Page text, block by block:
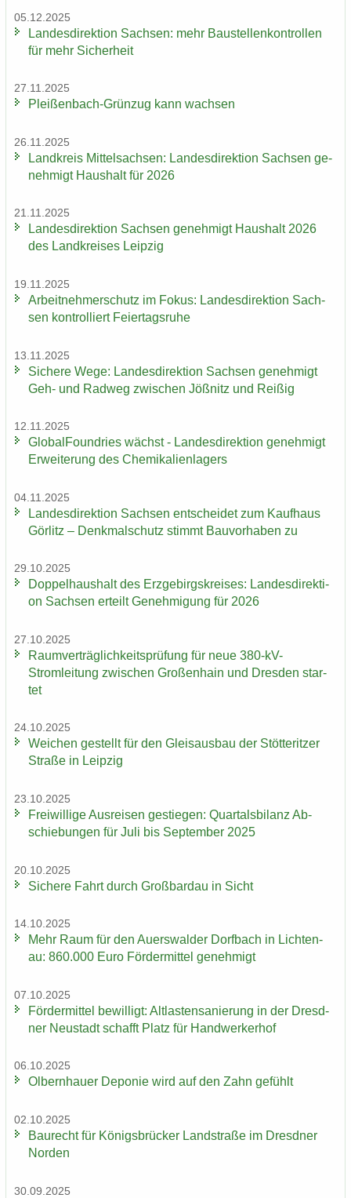
05.12.2025
Lan­des­di­rek­ti­on Sach­sen: mehr Bau­stel­len­kon­trol­len
für mehr Si­cher­heit
27.11.2025
Pleißenbach-​Grünzug kann wach­sen
26.11.2025
Land­kreis Mit­tel­sach­sen: Lan­des­di­rek­ti­on Sach­sen ge­
neh­migt Haus­halt für 2026
21.11.2025
Lan­des­di­rek­ti­on Sach­sen ge­neh­migt Haus­halt 2026
des Land­krei­ses Leip­zig
19.11.2025
Ar­beit­neh­mer­schutz im Fokus: Lan­des­di­rek­ti­on Sach­
sen kon­trol­liert Fei­er­tags­ru­he
13.11.2025
Si­che­re Wege: Lan­des­di­rek­ti­on Sach­sen ge­neh­migt
Geh- und Rad­weg zwi­schen Jöß­nitz und Rei­ßig
12.11.2025
Glo­bal­Found­ries wächst - Lan­des­di­rek­ti­on ge­neh­migt
Er­wei­te­rung des Che­mi­ka­li­en­la­gers
04.11.2025
Lan­des­di­rek­ti­on Sach­sen ent­schei­det zum Kauf­haus
Gör­litz – Denk­mal­schutz stimmt Bau­vor­ha­ben zu
29.10.2025
Dop­pel­haus­halt des Erz­ge­birgs­krei­ses: Lan­des­di­rek­ti­
on Sach­sen er­teilt Ge­neh­mi­gung für 2026
27.10.2025
Ra­um­ver­träg­lich­keits­prü­fung für neue 380-​kV-
Stromleitung zwi­schen Gro­ßen­hain und Dres­den star­
tet
24.10.2025
Wei­chen ge­stellt für den Gleis­aus­bau der Stöt­terit­zer
Stra­ße in Leip­zig
23.10.2025
Frei­wil­li­ge Aus­rei­sen ge­stie­gen: Quar­tals­bi­lanz Ab­
schie­bun­gen für Juli bis Sep­tem­ber 2025
20.10.2025
Si­che­re Fahrt durch Groß­bardau in Sicht
14.10.2025
Mehr Raum für den Au­ers­wal­der Dorf­bach in Lich­ten­
au: 860.000 Euro För­der­mit­tel ge­neh­migt
07.10.2025
För­der­mit­tel be­wil­ligt: Alt­las­ten­sa­nie­rung in der Dresd­
ner Neu­stadt schafft Platz für Hand­wer­ker­hof
06.10.2025
Ol­bern­hau­er De­po­nie wird auf den Zahn ge­fühlt
02.10.2025
Bau­recht für Kö­nigs­brü­cker Land­stra­ße im Dresd­ner
Nor­den
30.09.2025